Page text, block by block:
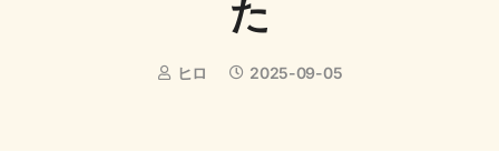
た
ヒロ 2025-09-05